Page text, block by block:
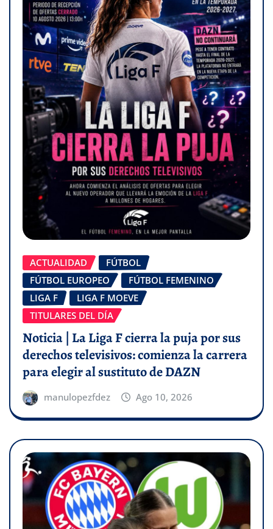
ACTUALIDAD
FÚTBOL
FÚTBOL EUROPEO
FÚTBOL FEMENINO
LIGA F
LIGA F MOEVE
TITULARES DEL DÍA
Noticia | La Liga F cierra la puja por sus
derechos televisivos: comienza la carrera
para elegir al sustituto de DAZN
manulopezfdez Ago 10, 2026